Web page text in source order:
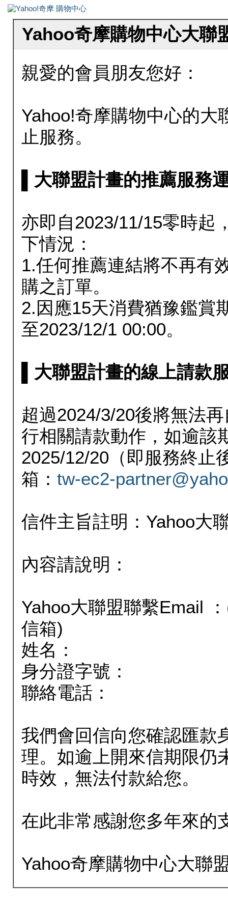
Yahoo奇摩購物中心大聯
親愛的會員朋友您好：
Yahoo!奇摩購物中心的大
止服務。
▌大聯盟計畫的推薦服務
亦即自2023/11/15零時起
下情況：
1.任何推薦連結將不再有
購之訂單。
2.因應15天消費猶豫鑑賞
至2023/12/1 00:00。
▌大聯盟計畫的線上請款
超過2024/3/20後將無法
行相關請款動作，如逾該
2025/12/20（即服務終止
箱： tw-ec2-
信件主旨註明：Yahoo大
內容請說明：
Yahoo大聯盟聯繫Email
信箱)
姓名：
身分證字號：
聯絡電話：
我們會回信向您確認匯款
理。如逾上開來信期限仍
時效，無法付款給您。
在此非常感謝您多年來的
Yahoo奇摩購物中心大